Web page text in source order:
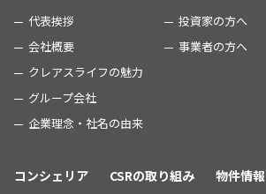
代表挨拶
会社概要
クレアスライフの魅力
グループ会社
企業理念・社名の由来
投資家の方へ
事業者の方へ
コンシェリア CSRの取り組み 物件情報